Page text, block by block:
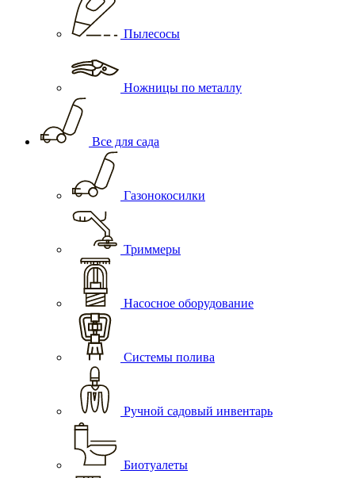
Пылесосы
Ножницы по металлу
Все для сада
Газонокосилки
Триммеры
Насосное оборудование
Системы полива
Ручной садовый инвентарь
Биотуалеты